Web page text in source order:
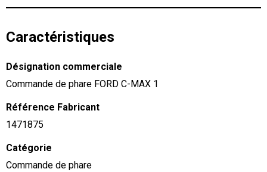
Caractéristiques
Désignation commerciale
Commande de phare FORD C-MAX 1
Référence Fabricant
1471875
Catégorie
Commande de phare